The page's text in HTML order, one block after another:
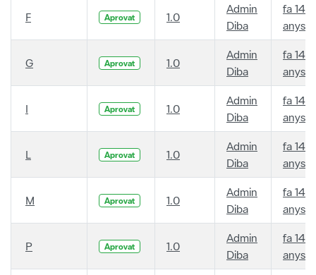
F Aprovat 1.0
Admin
Diba
fa 14
anys
G Aprovat 1.0
Admin
Diba
fa 14
anys
I Aprovat 1.0
Admin
Diba
fa 14
anys
L Aprovat 1.0
Admin
Diba
fa 14
anys
M Aprovat 1.0
Admin
Diba
fa 14
anys
P Aprovat 1.0
Admin
Diba
fa 14
anys